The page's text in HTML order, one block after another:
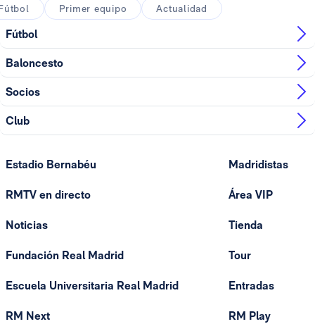
Primer equipo Actualidad
Fútbol
Baloncesto
Socios
Club
Estadio Bernabéu
RMTV en directo
Noticias
Fundación Real Madrid
Escuela Universitaria Real Madrid
RM Next
Madridistas
Área VIP
Tienda
Tour
Entradas
RM Play